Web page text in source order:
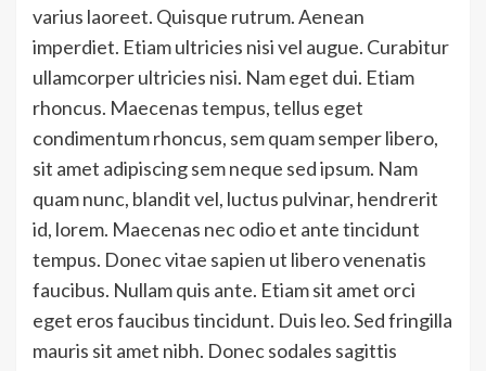
varius laoreet. Quisque rutrum. Aenean
imperdiet. Etiam ultricies nisi vel augue. Curabitur
ullamcorper ultricies nisi. Nam eget dui. Etiam
rhoncus. Maecenas tempus, tellus eget
condimentum rhoncus, sem quam semper libero,
sit amet adipiscing sem neque sed ipsum. Nam
quam nunc, blandit vel, luctus pulvinar, hendrerit
id, lorem. Maecenas nec odio et ante tincidunt
tempus. Donec vitae sapien ut libero venenatis
faucibus. Nullam quis ante. Etiam sit amet orci
eget eros faucibus tincidunt. Duis leo. Sed fringilla
mauris sit amet nibh. Donec sodales sagittis